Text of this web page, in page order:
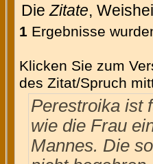
DieZitate,
1 Ergebnisse
Klicken Sie zum
des Zitat/Spruch
Perestroika ist
wie die Frau
Mannes. Die